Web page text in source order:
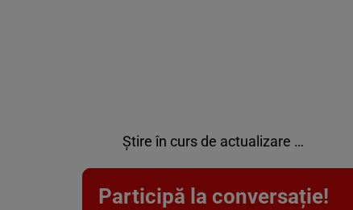
Știre în curs de actualizare …
Participă la conversație!